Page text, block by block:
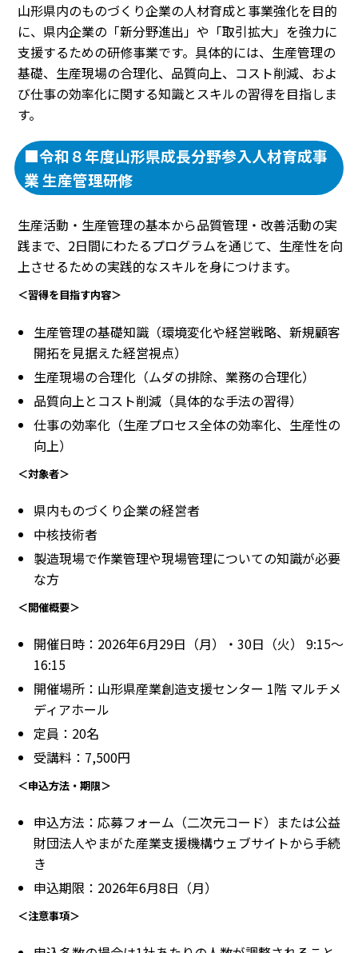
山形県内のものづくり企業の人材育成と事業強化を目的
に、県内企業の「新分野進出」や「取引拡大」を強力に
支援するための研修事業です。具体的には、生産管理の
基礎、生産現場の合理化、品質向上、コスト削減、およ
び仕事の効率化に関する知識とスキルの習得を目指しま
す。
■令和８年度山形県成長分野参入人材育成事
業 生産管理研修
生産活動・生産管理の基本から品質管理・改善活動の実
践まで、2日間にわたるプログラムを通じて、生産性を向
上させるための実践的なスキルを身につけます。
＜習得を目指す内容＞
生産管理の基礎知識（環境変化や経営戦略、新規顧客
開拓を見据えた経営視点）
生産現場の合理化（ムダの排除、業務の合理化）
品質向上とコスト削減（具体的な手法の習得）
仕事の効率化（生産プロセス全体の効率化、生産性の
向上）
＜対象者＞
県内ものづくり企業の経営者
中核技術者
製造現場で作業管理や現場管理についての知識が必要
な方
＜開催概要＞
開催日時：2026年6月29日（月）・30日（火） 9:15～
16:15
開催場所：山形県産業創造支援センター 1階 マルチメ
ディアホール
定員：20名
受講料：7,500円
＜申込方法・期限＞
申込方法：応募フォーム（二次元コード）または公益
財団法人やまがた産業支援機構ウェブサイトから手続
き
申込期限：2026年6月8日（月）
＜注意事項＞